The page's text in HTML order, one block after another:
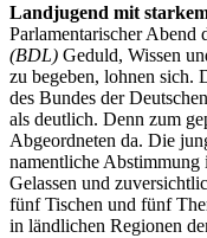
Landjugend mit
Parlamentarischer
(BDL) Geduld, Wissen
zu begeben, lohnen sich.
des Bundes der
als deutlich. Denn zum
Abgeordneten da. Die
namentliche Abstimmung
Gelassen und
fünf Tischen und fünf
in ländlichen Regionen